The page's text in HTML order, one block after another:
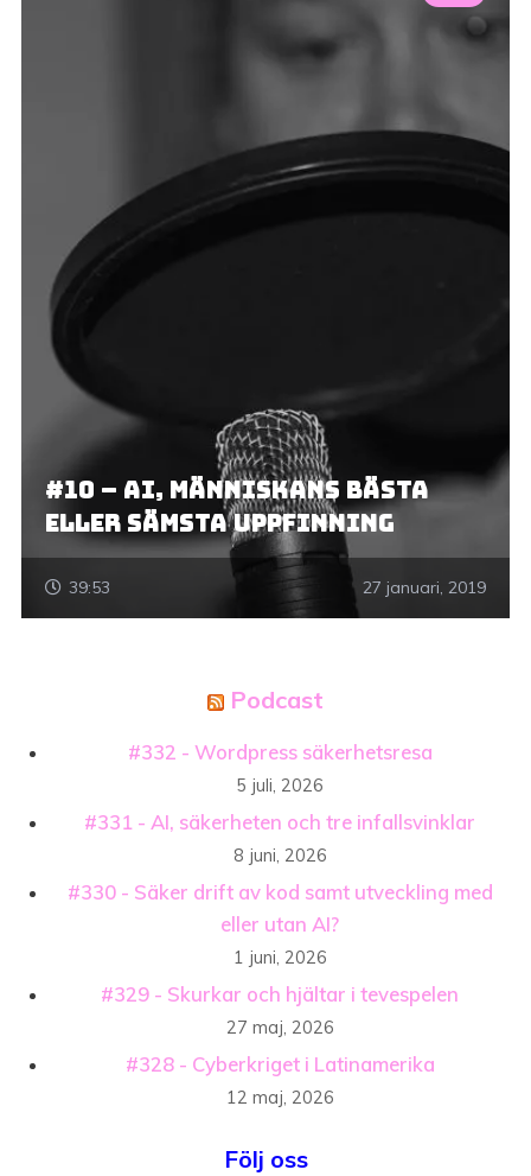
#10 – AI, människans bästa
eller sämsta uppfinning
39:53 27 januari, 2019
Podcast
#332 - Wordpress säkerhetsresa
5 juli, 2026
#331 - AI, säkerheten och tre infallsvinklar
8 juni, 2026
#330 - Säker drift av kod samt utveckling med
eller utan AI?
1 juni, 2026
#329 - Skurkar och hjältar i tevespelen
27 maj, 2026
#328 - Cyberkriget i Latinamerika
12 maj, 2026
Följ oss